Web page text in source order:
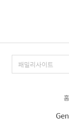
홈